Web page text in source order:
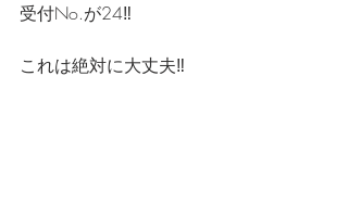
受付No.が24‼️
これは絶対に大丈夫‼️